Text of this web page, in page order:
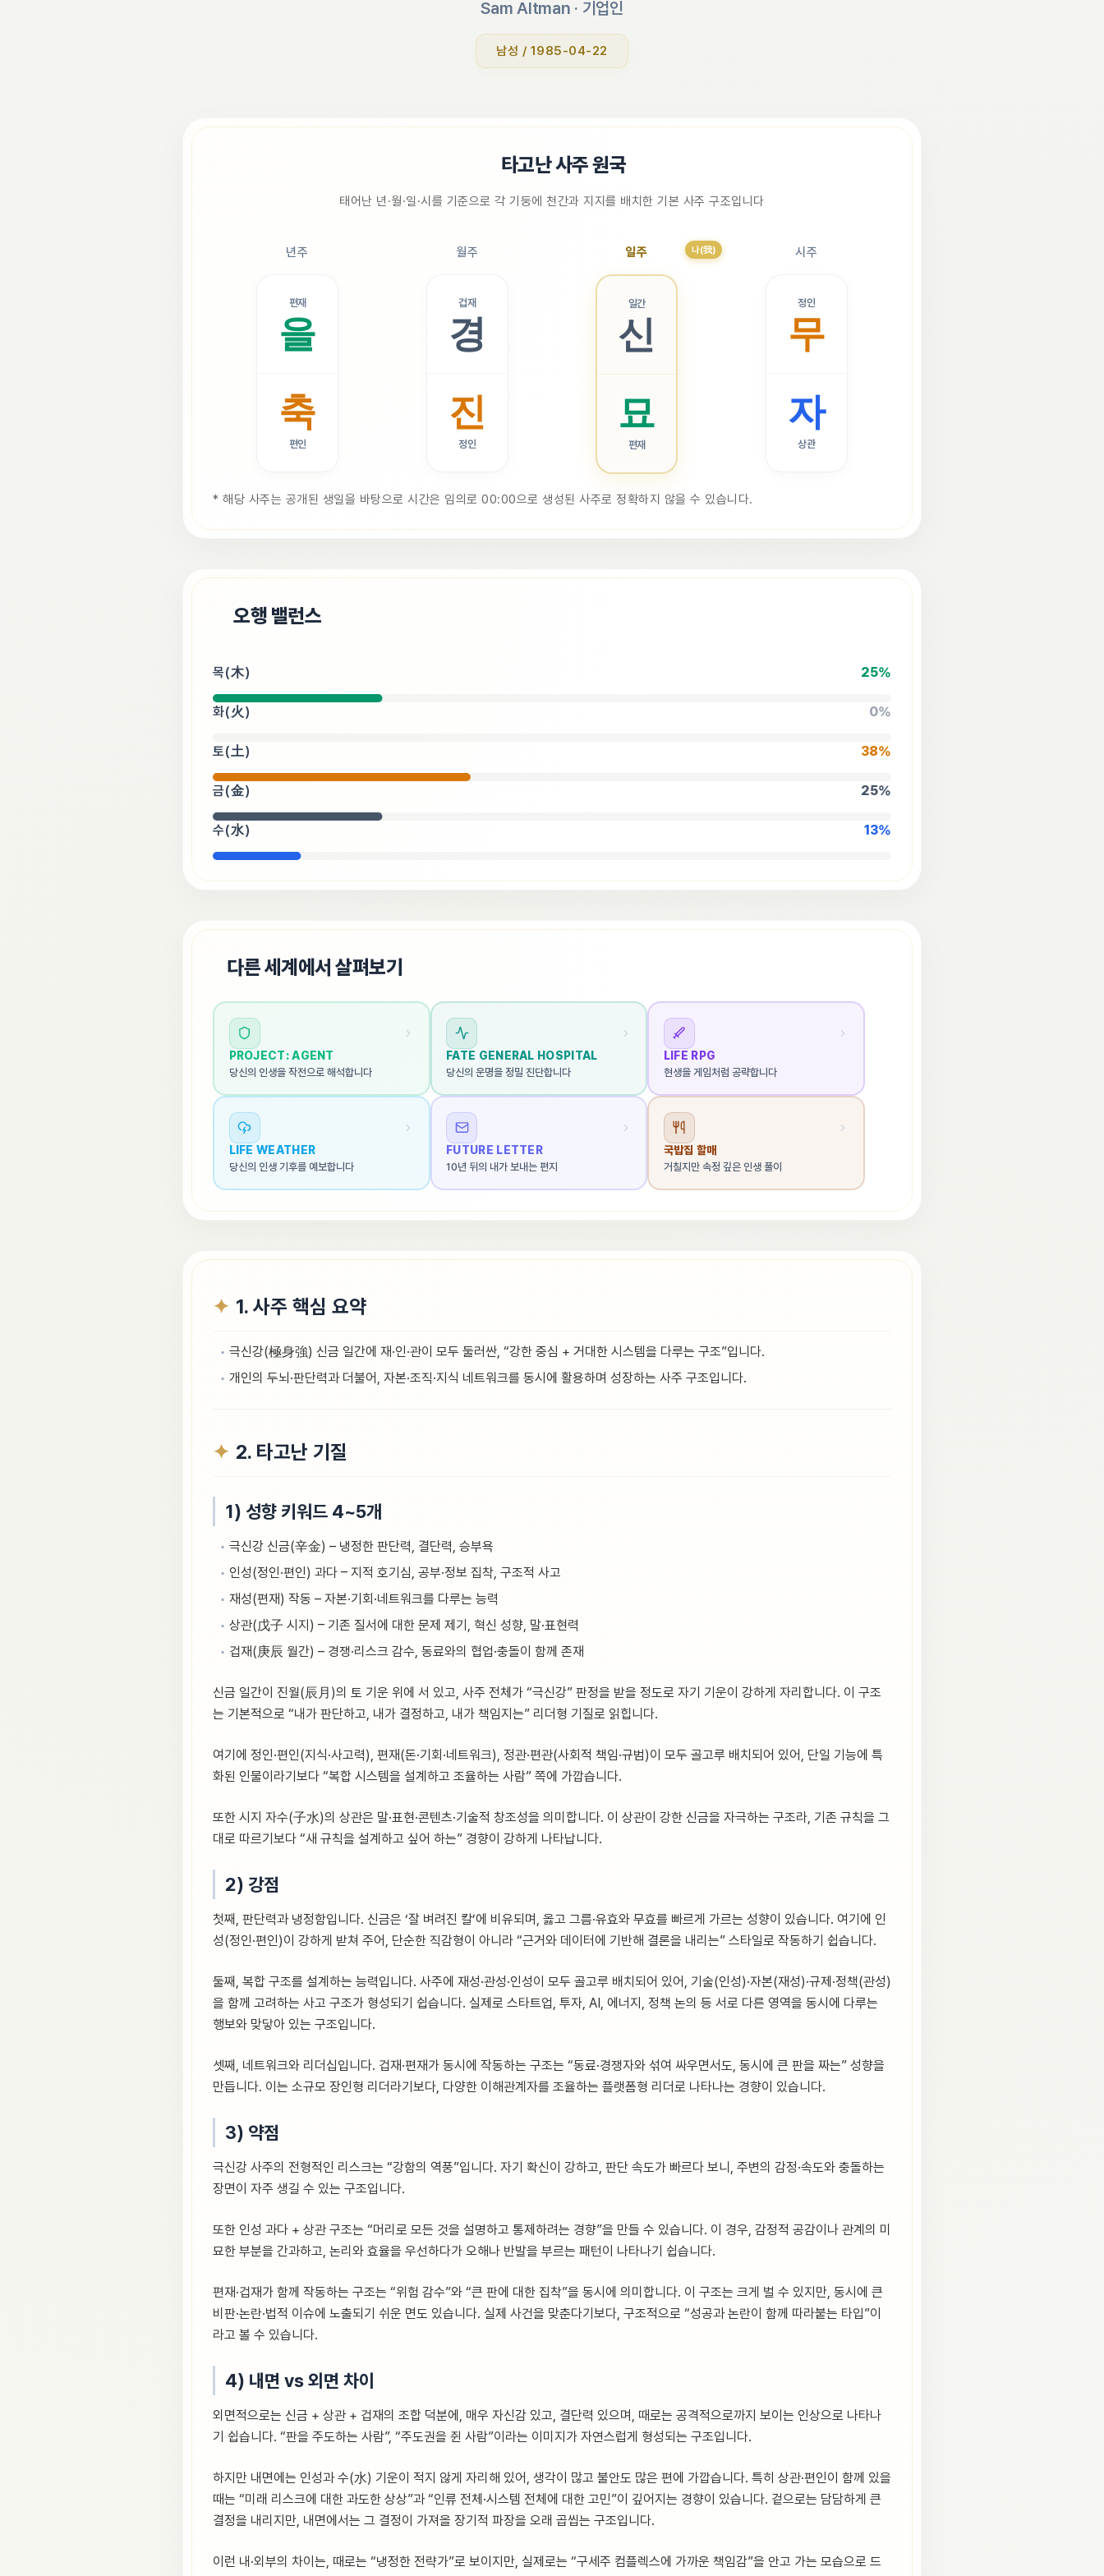
Sam Altman · 기업인
남성 / 1985-04-22
타고난 사주 원국
태어난 년·월·일·시를 기준으로 각 기둥에 천간과 지지를 배치한 기본 사주 구조입니다
시주
정인
무
자
상관
일주
일간
신
묘
편재
나(我)
월주
겁재
경
진
정인
년주
편재
을
축
편인
* 해당 사주는 공개된 생일을 바탕으로 시간은 임의로 00:00으로 생성된 사주로 정확하지 않을 수 있습니다.
오행 밸런스
목(木) 25%
화(火) 0%
토(土) 38%
금(金) 25%
수(水) 13%
다른 세계에서 살펴보기
PROJECT: AGENT
당신의 인생을 작전으로 해석합니다
FATE GENERAL HOSPITAL
당신의 운명을 정밀 진단합니다
LIFE RPG
현생을 게임처럼 공략합니다
LIFE WEATHER
당신의 인생 기후를 예보합니다
FUTURE LETTER
10년 뒤의 내가 보내는 편지
국밥집 할매
거칠지만 속정 깊은 인생 풀이
1. 사주 핵심 요약
극신강(極身強) 신금 일간에 재·인·관이 모두 둘러싼, “강한 중심 + 거대한 시스템을 다루는 구조”입니다.
개인의 두뇌·판단력과 더불어, 자본·조직·지식 네트워크를 동시에 활용하며 성장하는 사주 구조입니다.
2. 타고난 기질
1) 성향 키워드 4~5개
극신강 신금(辛金) – 냉정한 판단력, 결단력, 승부욕
인성(정인·편인) 과다 – 지적 호기심, 공부·정보 집착, 구조적 사고
재성(편재) 작동 – 자본·기회·네트워크를 다루는 능력
상관(戊子 시지) – 기존 질서에 대한 문제 제기, 혁신 성향, 말·표현력
겁재(庚辰 월간) – 경쟁·리스크 감수, 동료와의 협업·충돌이 함께 존재
신금 일간이 진월(辰月)의 토 기운 위에 서 있고, 사주 전체가 “극신강” 판정을 받을 정도로 자기 기운이 강하게 자리합니다. 이 구조
는 기본적으로 “내가 판단하고, 내가 결정하고, 내가 책임지는” 리더형 기질로 읽힙니다.
여기에 정인·편인(지식·사고력), 편재(돈·기회·네트워크), 정관·편관(사회적 책임·규범)이 모두 골고루 배치되어 있어, 단일 기능에 특
화된 인물이라기보다 “복합 시스템을 설계하고 조율하는 사람” 쪽에 가깝습니다.
또한 시지 자수(子水)의 상관은 말·표현·콘텐츠·기술적 창조성을 의미합니다. 이 상관이 강한 신금을 자극하는 구조라, 기존 규칙을 그
대로 따르기보다 “새 규칙을 설계하고 싶어 하는” 경향이 강하게 나타납니다.
2) 강점
첫째, 판단력과 냉정함입니다. 신금은 ‘잘 벼려진 칼’에 비유되며, 옳고 그름·유효와 무효를 빠르게 가르는 성향이 있습니다. 여기에 인
성(정인·편인)이 강하게 받쳐 주어, 단순한 직감형이 아니라 “근거와 데이터에 기반해 결론을 내리는” 스타일로 작동하기 쉽습니다.
둘째, 복합 구조를 설계하는 능력입니다. 사주에 재성·관성·인성이 모두 골고루 배치되어 있어, 기술(인성)·자본(재성)·규제·정책(관성)
을 함께 고려하는 사고 구조가 형성되기 쉽습니다. 실제로 스타트업, 투자, AI, 에너지, 정책 논의 등 서로 다른 영역을 동시에 다루는
행보와 맞닿아 있는 구조입니다.
셋째, 네트워크와 리더십입니다. 겁재·편재가 동시에 작동하는 구조는 “동료·경쟁자와 섞여 싸우면서도, 동시에 큰 판을 짜는” 성향을
만듭니다. 이는 소규모 장인형 리더라기보다, 다양한 이해관계자를 조율하는 플랫폼형 리더로 나타나는 경향이 있습니다.
3) 약점
극신강 사주의 전형적인 리스크는 “강함의 역풍”입니다. 자기 확신이 강하고, 판단 속도가 빠르다 보니, 주변의 감정·속도와 충돌하는
장면이 자주 생길 수 있는 구조입니다.
또한 인성 과다 + 상관 구조는 “머리로 모든 것을 설명하고 통제하려는 경향”을 만들 수 있습니다. 이 경우, 감정적 공감이나 관계의 미
묘한 부분을 간과하고, 논리와 효율을 우선하다가 오해나 반발을 부르는 패턴이 나타나기 쉽습니다.
편재·겁재가 함께 작동하는 구조는 “위험 감수”와 “큰 판에 대한 집착”을 동시에 의미합니다. 이 구조는 크게 벌 수 있지만, 동시에 큰
비판·논란·법적 이슈에 노출되기 쉬운 면도 있습니다. 실제 사건을 맞춘다기보다, 구조적으로 “성공과 논란이 함께 따라붙는 타입”이
라고 볼 수 있습니다.
4) 내면 vs 외면 차이
외면적으로는 신금 + 상관 + 겁재의 조합 덕분에, 매우 자신감 있고, 결단력 있으며, 때로는 공격적으로까지 보이는 인상으로 나타나
기 쉽습니다. “판을 주도하는 사람”, “주도권을 쥔 사람”이라는 이미지가 자연스럽게 형성되는 구조입니다.
하지만 내면에는 인성과 수(水) 기운이 적지 않게 자리해 있어, 생각이 많고 불안도 많은 편에 가깝습니다. 특히 상관·편인이 함께 있을
때는 “미래 리스크에 대한 과도한 상상”과 “인류 전체·시스템 전체에 대한 고민”이 깊어지는 경향이 있습니다. 겉으로는 담담하게 큰
결정을 내리지만, 내면에서는 그 결정이 가져올 장기적 파장을 오래 곱씹는 구조입니다.
이런 내·외부의 차이는, 때로는 “냉정한 전략가”로 보이지만, 실제로는 “구세주 컴플렉스에 가까운 책임감”을 안고 가는 모습으로 드